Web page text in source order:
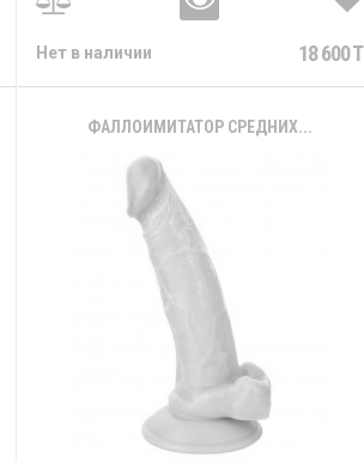
Нет в наличии 18 600 T
ФАЛЛОИМИТАТОР СРЕДНИХ...